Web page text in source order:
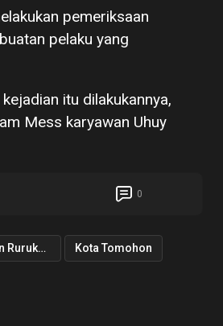
pemeriksaan
pelaku yang
itu dilakukannya,
Mess karyawan Uhuy
0
Kelurahan Rurukan Satu Kota Tomohon